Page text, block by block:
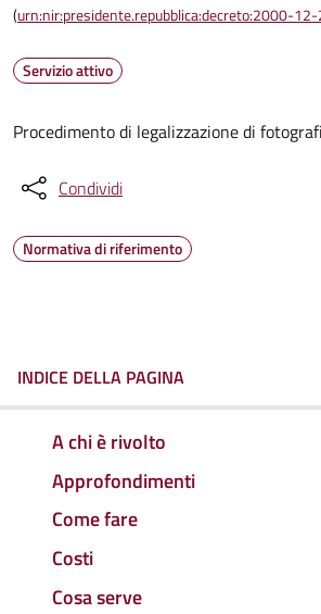
(urn:nir:presidente.repubblica:decreto:2000-
Servizio attivo
Procedimento di legalizzazione di
Condividi
Normativa di riferimento
INDICE DELLA PAGINA
A chi è rivolto
Approfondimenti
Come fare
Costi
Cosa serve